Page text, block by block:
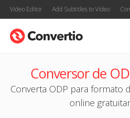
Video Editor Add Subtitles to Video
Conversor de
Converta ODP para formato
online